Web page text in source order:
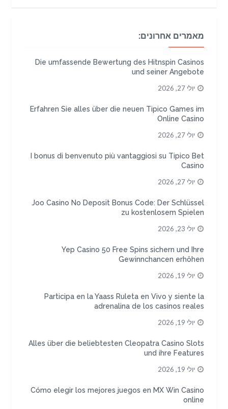
מאמרים אחרונים:
Die umfassende Bewertung des Hitnspin Casinos
und seiner Angebote
יולי 27, 2026
Erfahren Sie alles über die neuen Tipico Games im
Online Casino
יולי 27, 2026
I bonus di benvenuto più vantaggiosi su Tipico Bet
Casino
יולי 27, 2026
Joo Casino No Deposit Bonus Code: Der Schlüssel
zu kostenlosem Spielen
יולי 23, 2026
Yep Casino 50 Free Spins sichern und Ihre
Gewinnchancen erhöhen
יולי 19, 2026
Participa en la Yaass Ruleta en Vivo y siente la
adrenalina de los casinos reales
יולי 19, 2026
Alles über die beliebtesten Cleopatra Casino Slots
und ihre Features
יולי 19, 2026
Cómo elegir los mejores juegos en MX Win Casino
online